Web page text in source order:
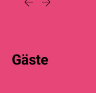
Gäste